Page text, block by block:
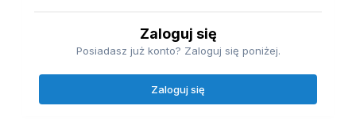
Zaloguj się
Posiadasz już konto? Zaloguj się poniżej.
Zaloguj się